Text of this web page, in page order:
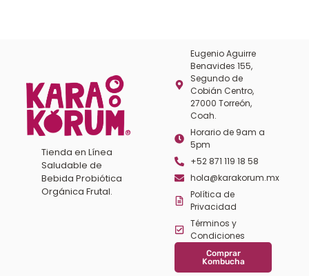
Tienda en Línea
Saludable de
Bebida Probiótica
Orgánica Frutal.
Eugenio Aguirre
Benavides 155,
Segundo de
Cobián Centro,
27000 Torreón,
Coah.
Horario de 9am a
5pm
+52 871 119 18 58
hola@karakorum.mx
Política de
Privacidad
Términos y
Condiciones
Comprar
Kombucha